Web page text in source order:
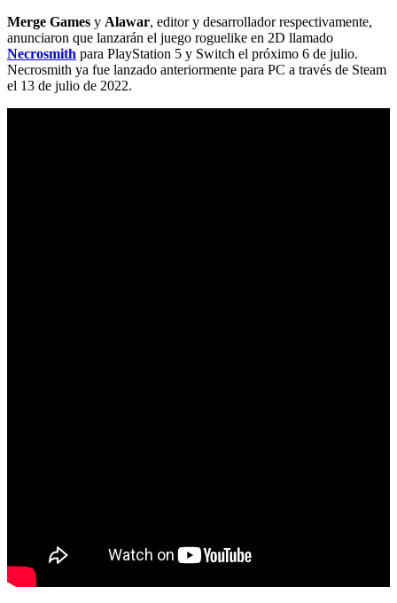
Merge Games y Alawar, editor y desarrollador respectivamente,
anunciaron que lanzarán el juego roguelike en 2D llamado
Necrosmith para PlayStation 5 y Switch el próximo 6 de julio.
Necrosmith ya fue lanzado anteriormente para PC a través de Steam
el 13 de julio de 2022.